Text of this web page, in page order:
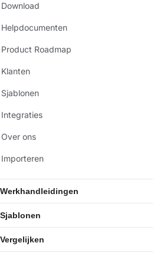
Download
Helpdocumenten
Product Roadmap
Klanten
Sjablonen
Integraties
Over ons
Importeren
Werkhandleidingen
Sjablonen
Vergelijken